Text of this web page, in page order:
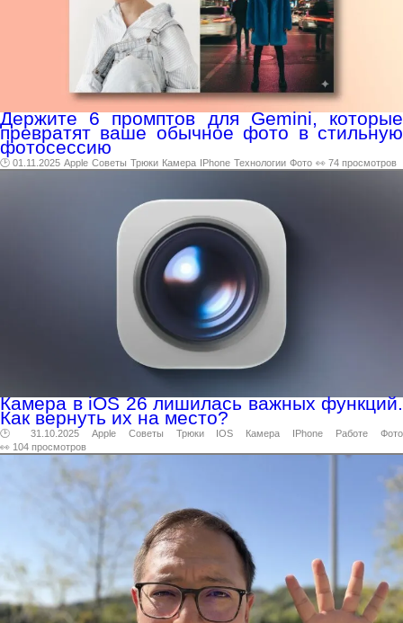
Держите 6 промптов для Gemini, которые
превратят ваше обычное фото в стильную
фотосессию
🕑 01.11.2025 Apple Советы Трюки Камера IPhone Технологии Фото 👀 74 просмотров
Камера в iOS 26 лишилась важных функций.
Как вернуть их на место?
🕑 31.10.2025 Apple Советы Трюки IOS Камера IPhone Работе
Фото
👀 104 просмотров